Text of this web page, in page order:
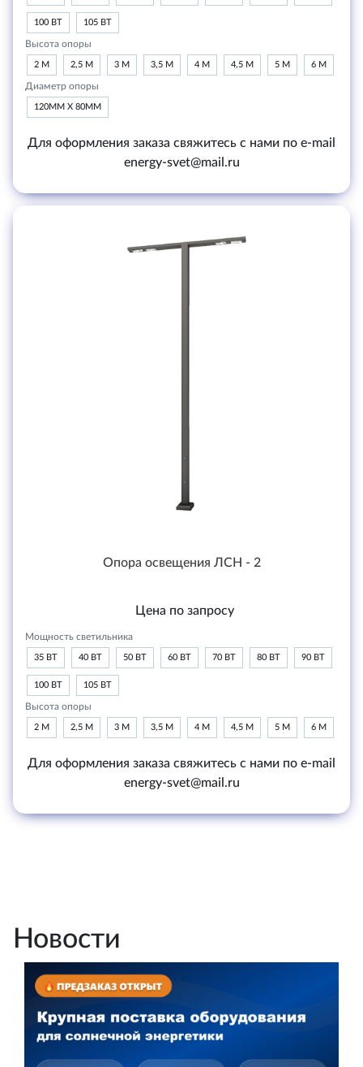
100 ВТ 105 ВТ
Высота опоры
2 М 2,5 М 3 М 3,5 М 4 М 4,5 М 5 М 6 М
Диаметр опоры
120ММ Х 80ММ
Для оформления заказа свяжитесь с нами по e-mail
energy-svet@mail.ru
Опора освещения ЛСН - 2
Цена по запросу
Мощность светильника
35 ВТ 40 ВТ 50 ВТ 60 ВТ 70 ВТ 80 ВТ 90 ВТ
100 ВТ 105 ВТ
Высота опоры
2 М 2,5 М 3 М 3,5 М 4 М 4,5 М 5 М 6 М
Для оформления заказа свяжитесь с нами по e-mail
energy-svet@mail.ru
Новости